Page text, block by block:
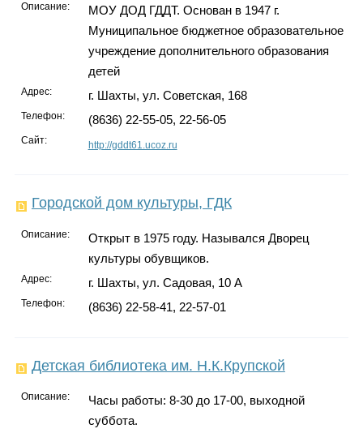
Описание:
МОУ ДОД ГДДТ. Основан в 1947 г.
Муниципальное бюджетное образовательное
учреждение дополнительного образования
детей
Адрес: г. Шахты, ул. Советская, 168
Телефон: (8636) 22-55-05, 22-56-05
Сайт: http://gddt61.ucoz.ru
Городской дом культуры, ГДК
Описание:
Открыт в 1975 году. Назывался Дворец
культуры обувщиков.
Адрес: г. Шахты, ул. Садовая, 10 А
Телефон: (8636) 22-58-41, 22-57-01
Детская библиотека им. Н.К.Крупской
Описание:
Часы работы: 8-30 до 17-00, выходной
суббота.